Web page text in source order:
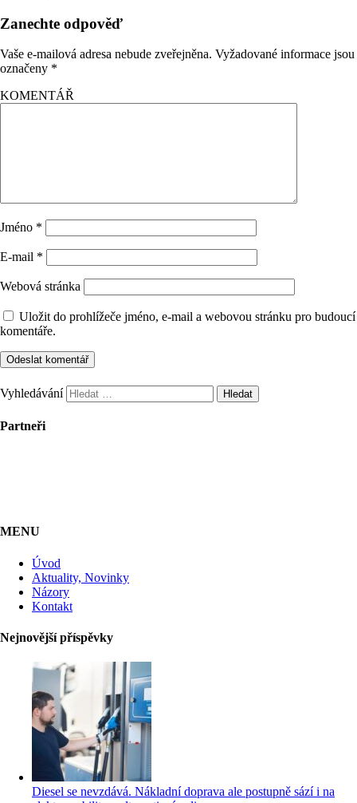
Zanechte odpověď
Vaše e-mailová adresa nebude zveřejněna. Vyžadované informace jsou
označeny *
KOMENTÁŘ
Jméno *
E-mail *
Webová stránka
Uložit do prohlížeče jméno, e-mail a webovou stránku pro budoucí
komentáře.
Vyhledávání
Partneři
MENU
Úvod
Aktuality, Novinky
Názory
Kontakt
Nejnovější příspěvky
Diesel se nevzdává. Nákladní doprava ale postupně sází i na